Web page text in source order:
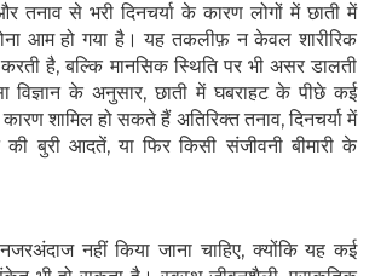
तनाव से भरी दिनचर्या के कारण लोगों में छाती में
आम हो गया है। यह तकलीफ़ न केवल शारीरिक
करती है, बल्कि मानसिक स्थिति पर भी असर डालती
विज्ञान के अनुसार, छाती में घबराहट के पीछे कई
शामिल हो सकते हैं अतिरिक्त तनाव, दिनचर्या में
की बुरी आदतें, या फिर किसी संजीवनी बीमारी के
नहीं किया जाना चाहिए, क्योंकि यह कई